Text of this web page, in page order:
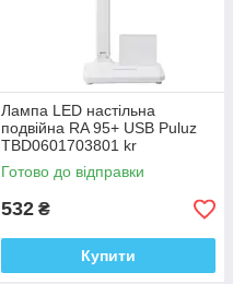
Лампа LED настільна
подвійна RA 95+ USB Puluz
TBD0601703801 kr
Готово до відправки
532 ₴
Купити